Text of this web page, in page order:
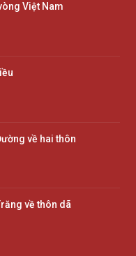
Việt Nam
về hai thôn
về thôn dã